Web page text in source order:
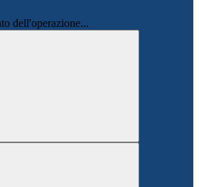
dell'operazione...